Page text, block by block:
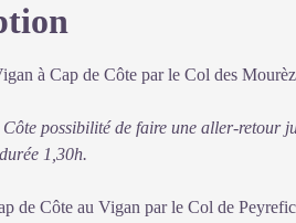
Voir l'image en plein écran
à Cap de Côte par le Col des
possibilité de faire une aller-retour
1,30h.
de Côte au Vigan par le Col de